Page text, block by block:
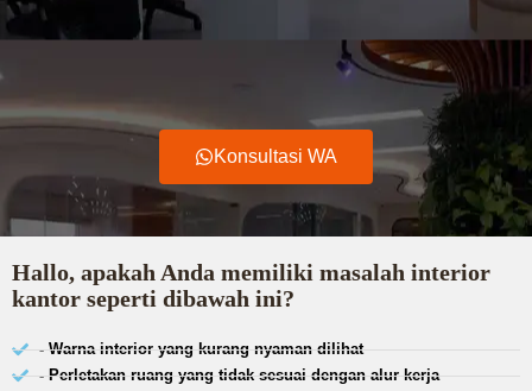
Konsultasi WA
Hallo, apakah Anda memiliki masalah interior
kantor seperti dibawah ini?
- Warna interior yang kurang nyaman dilihat
- Perletakan ruang yang tidak sesuai dengan alur kerja